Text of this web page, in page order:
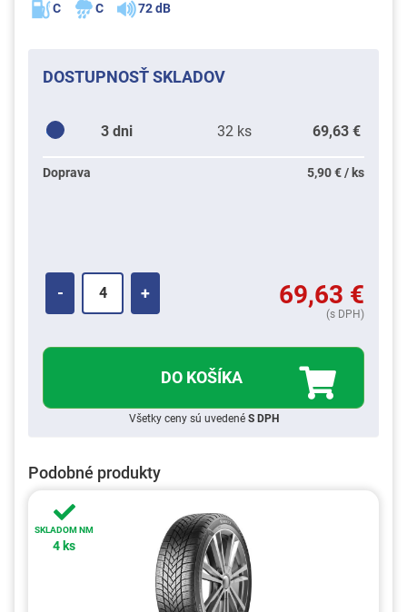
C C 72 dB
DOSTUPNOSŤ SKLADOV
3 dni 32 ks 69,63 €
Doprava 5,90 € / ks
+
- 69,63 €
(s DPH)
DO KOŠÍKA
Všetky ceny sú uvedené S DPH
Podobné produkty
SKLADOM NM
4 ks